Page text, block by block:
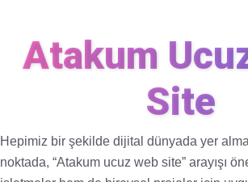
Atakum
Site
Hepimiz bir şekilde dijital dünyada yer
noktada, “Atakum ucuz web site” arayışı